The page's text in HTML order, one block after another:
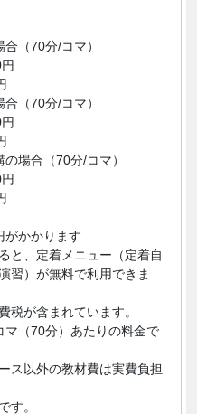
（70分/コマ）
（70分/コマ）
場合（70分/コマ）
かかります
と、定着メニュー（定着自
習）が無料で利用できま
税が含まれています。
（70分）あたりの料金で
ス以外の教材費は実費負担
す。